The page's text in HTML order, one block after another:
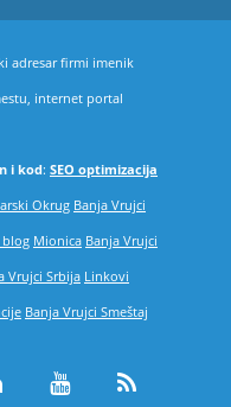
adresar firmi imenik
internet portal
i kod: SEO optimizacija
Okrug Banja Vrujci
blog Mionica Banja Vrujci
Vrujci Srbija Linkovi
Banja Vrujci Smeštaj